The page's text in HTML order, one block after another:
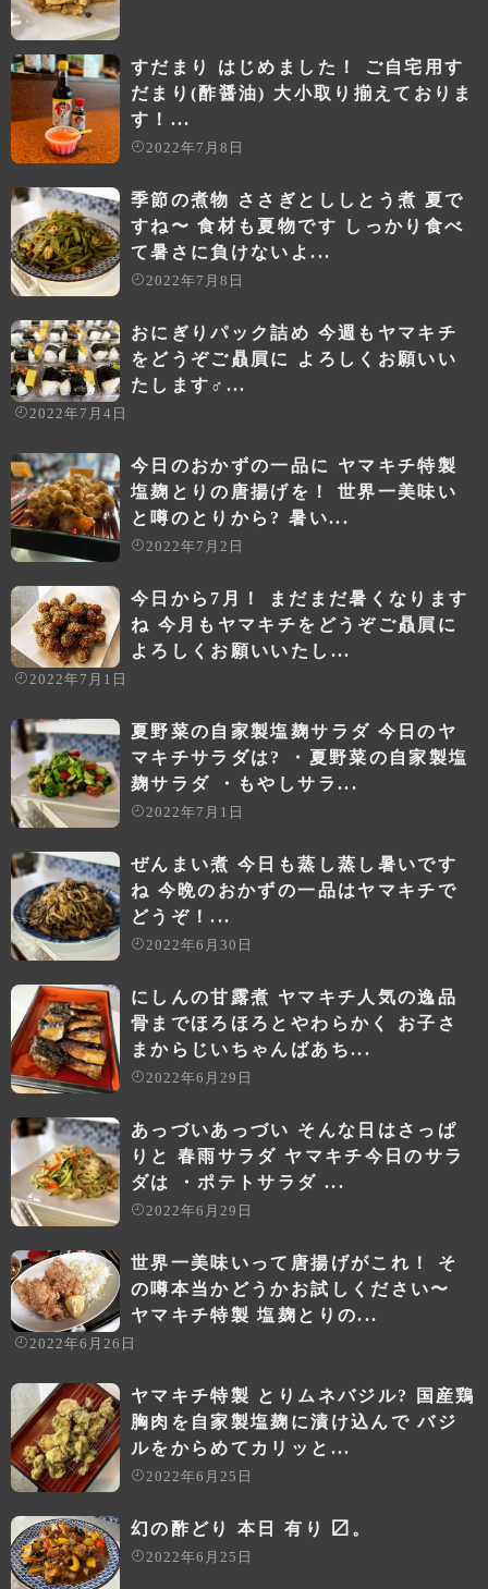
すだまり はじめました！ ご自宅用す
だまり(酢醤油) 大小取り揃えておりま
す！...
2022年7月8日
季節の煮物 ささぎとししとう煮 夏で
すね〜 食材も夏物です️ しっかり食べ
て暑さに負けないよ...
2022年7月8日
おにぎりパック詰め 今週もヤマキチ
をどうぞご贔屓に よろしくお願いい
たします‍♂️...
2022年7月4日
今日のおかずの一品に ヤマキチ特製
塩麹とりの唐揚げを！ 世界一美味い
と噂のとりから? 暑い...
2022年7月2日
今日から7月！ まだまだ暑くなります
ね 今月もヤマキチをどうぞご贔屓に
よろしくお願いいたし...
2022年7月1日
夏野菜の自家製塩麹サラダ 今日のヤ
マキチサラダは? ・夏野菜の自家製塩
麹サラダ ・もやしサラ...
2022年7月1日
ぜんまい煮 今日も蒸し蒸し暑いです
ね 今晩のおかずの一品はヤマキチで
どうぞ！...
2022年6月30日
にしんの甘露煮 ヤマキチ人気の逸品
骨までほろほろとやわらかく お子さ
まからじいちゃんばあち...
2022年6月29日
あっづいあっづい そんな日はさっぱ
りと 春雨サラダ ヤマキチ今日のサラ
ダは ・ポテトサラダ ...
2022年6月29日
世界一美味いって唐揚げがこれ！ そ
の噂本当かどうかお試しください〜
ヤマキチ特製 塩麹とりの...
2022年6月26日
ヤマキチ特製 とりムネバジル? 国産鶏
胸肉を自家製塩麹に漬け込んで バジ
ルをからめてカリッと...
2022年6月25日
幻の酢どり 本日 有り 〼。
2022年6月25日